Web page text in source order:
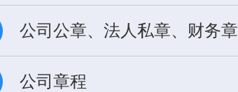
公司公章、法人私章、财务章
公司章程